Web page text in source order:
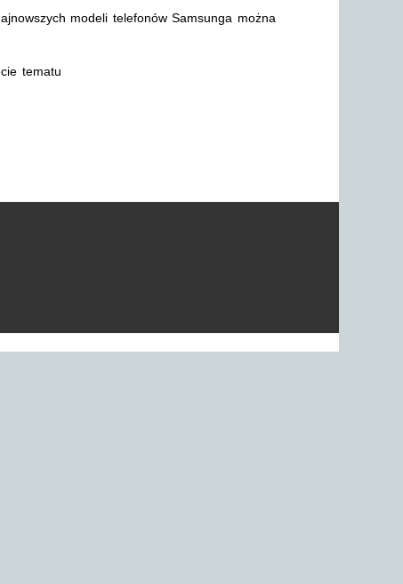
modeli telefonów Samsunga można
tematu